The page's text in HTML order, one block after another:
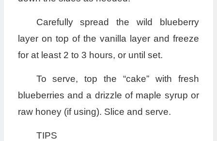
Carefully spread the wild blueberry
layer on top of the vanilla layer and freeze
for at least 2 to 3 hours, or until set.
To serve, top the “cake” with fresh
blueberries and a drizzle of maple syrup or
raw honey (if using). Slice and serve.
TIPS